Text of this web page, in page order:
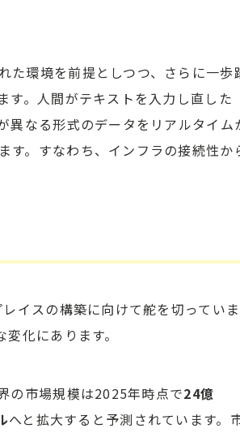
た環境を前提としつつ、さらに一歩
す。人間がテキストを入力し直した
異なる形式のデータをリアルタイム
す。すなわち、インフラの接続性か
イスの構築に向けて舵を切っていま
化にあります。
の市場規模は2025年時点で24億
へと拡大すると予測されています。